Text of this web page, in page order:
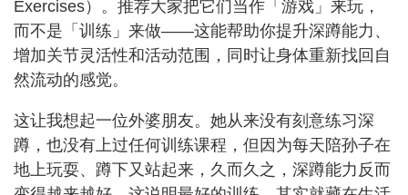
Exercises）。推荐大家把它们当作「游戏」来玩，
而不是「训练」来做——这能帮助你提升深蹲能力、
增加关节灵活性和活动范围，同时让身体重新找回自
然流动的感觉。
这让我想起一位外婆朋友。她从来没有刻意练习深
蹲，也没有上过任何训练课程，但因为每天陪孙子在
地上玩耍、蹲下又站起来，久而久之，深蹲能力反而